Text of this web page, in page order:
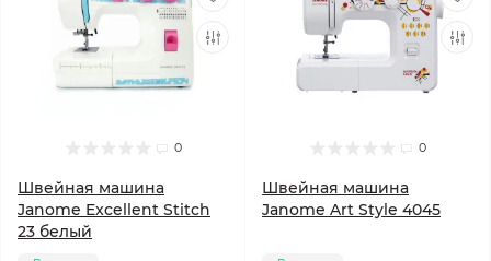
0
Швейная машина
Janome Excellent Stitch
23 белый
0
Швейная машина
Janome Art Style 4045